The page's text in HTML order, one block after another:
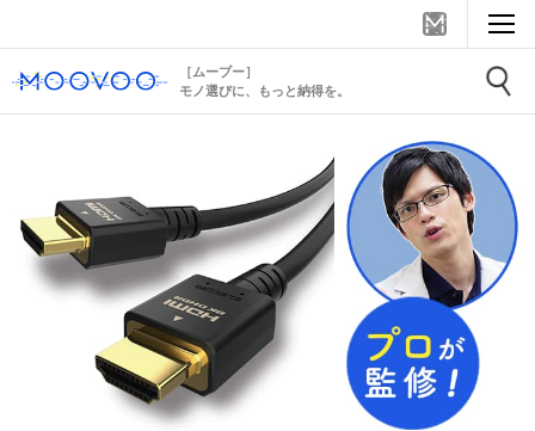
［ムーブー］
モノ選びに、もっと納得を。